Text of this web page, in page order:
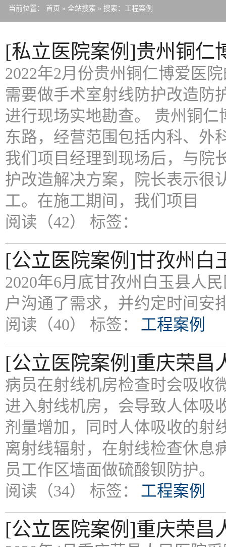
当前位置： 首页 » 全站搜索 » 搜索：工程案例
[私立医院案例]贵州铜仁
2022年2月份贵州铜仁博爱医
需要做手术室射线防护改造防
进行现场实地勘查。 贵州铜
东路，经营范围包括内科、外
我们项目经理到现场后，与院
护改造解决方案，院长表示很
工。在施工期间，我们项目
阅读（42） 标签：
[公立医院案例]甘孜州白
2020年6月底甘孜州白玉县人
户沟通了需求，并约定时间安
阅读（40） 标签： 工程案例
[公立医院案例]重庆荣昌
病员在射线机房检查时会吸收
进入射线机房，会导致人体吸
剂量增加，同时人体吸收的射
离射线辐射，在射线检查休息
员工作区墙面做硫酸钡防护。
阅读（34） 标签： 工程案例
[公立医院案例]重庆荣昌